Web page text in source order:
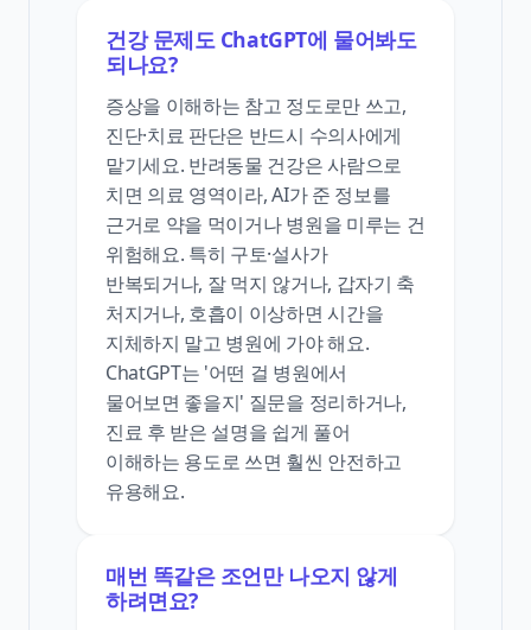
건강 문제도 ChatGPT에 물어봐도
되나요?
증상을 이해하는 참고 정도로만 쓰고,
진단·치료 판단은 반드시 수의사에게
맡기세요. 반려동물 건강은 사람으로
치면 의료 영역이라, AI가 준 정보를
근거로 약을 먹이거나 병원을 미루는 건
위험해요. 특히 구토·설사가
반복되거나, 잘 먹지 않거나, 갑자기 축
처지거나, 호흡이 이상하면 시간을
지체하지 말고 병원에 가야 해요.
ChatGPT는 '어떤 걸 병원에서
물어보면 좋을지' 질문을 정리하거나,
진료 후 받은 설명을 쉽게 풀어
이해하는 용도로 쓰면 훨씬 안전하고
유용해요.
매번 똑같은 조언만 나오지 않게
하려면요?